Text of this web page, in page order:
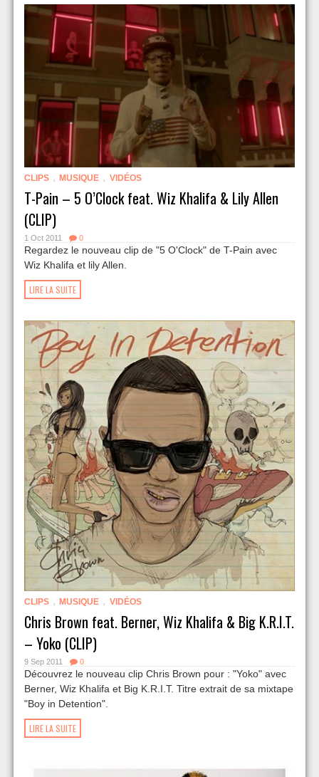
CLIPS , MUSIQUE , VIDÉOS
T-Pain – 5 O’Clock feat. Wiz Khalifa & Lily Allen
(CLIP)
1 Oct 2011 0
Regardez le nouveau clip de "5 O'Clock" de T-Pain avec
Wiz Khalifa et lily Allen.
LIRE LA SUITE
CLIPS , MUSIQUE , VIDÉOS
Chris Brown feat. Berner, Wiz Khalifa & Big K.R.I.T.
– Yoko (CLIP)
9 Sep 2011 0
Découvrez le nouveau clip Chris Brown pour : "Yoko" avec
Berner, Wiz Khalifa et Big K.R.I.T. Titre extrait de sa mixtape
"Boy in Detention".
LIRE LA SUITE